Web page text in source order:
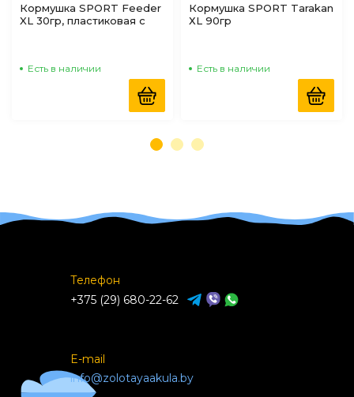
Кормушка SPORT Feeder
XL 30гр, пластиковая с
Есть в наличии
Кормушка SPORT Tarakan
ХL 90гр
Есть в наличии
Телефон
+375 (29) 680-22-62
E-mail
info@zolotayaakula.by